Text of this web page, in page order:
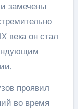
замечены
века он стал
проявил
во время